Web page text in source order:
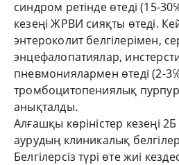
синдром ретінде өтеді (15-
кезеңі ЖРВИ сияқты өтеді.
энтероколит белгілерімен,
энцефалопатиялар,
пневмониялармен өтеді (2-
тромбоцитопениялық
анықталды.
Алғашқы көріністер кезеңі 2Б
аурудың клиникалық
Белгілерсіз түрі өте жиі